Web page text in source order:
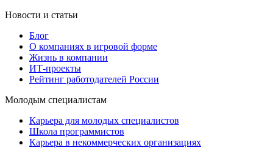
Новости и статьи
Блог
О компаниях в игровой форме
Жизнь в компании
ИТ-проекты
Рейтинг работодателей России
Молодым специалистам
Карьера для молодых специалистов
Школа программистов
Карьера в некоммерческих организациях